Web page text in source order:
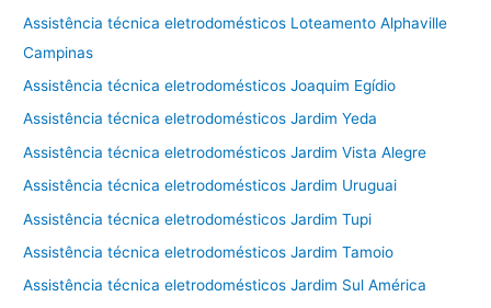
Assistência técnica eletrodomésticos Loteamento Alphaville
Campinas
Assistência técnica eletrodomésticos Joaquim Egídio
Assistência técnica eletrodomésticos Jardim Yeda
Assistência técnica eletrodomésticos Jardim Vista Alegre
Assistência técnica eletrodomésticos Jardim Uruguai
Assistência técnica eletrodomésticos Jardim Tupi
Assistência técnica eletrodomésticos Jardim Tamoio
Assistência técnica eletrodomésticos Jardim Sul América